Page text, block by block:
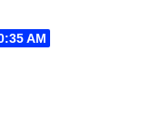
AM